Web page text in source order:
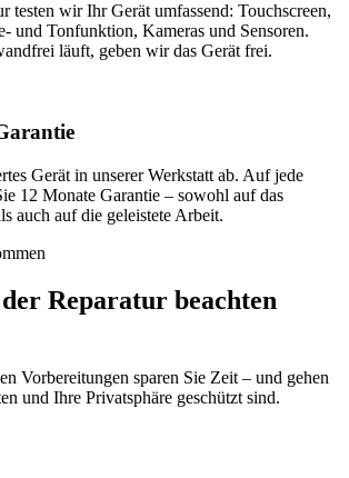
testen wir Ihr Gerät umfassend: Touchscreen,
und Tonfunktion, Kameras und Sensoren.
läuft, geben wir das Gerät frei.
Gerät in unserer Werkstatt ab. Auf jede
12 Monate Garantie – sowohl auf das
auch auf die geleistete Arbeit.
Reparatur beachten
Vorbereitungen sparen Sie Zeit – und gehen
und Ihre Privatsphäre geschützt sind.